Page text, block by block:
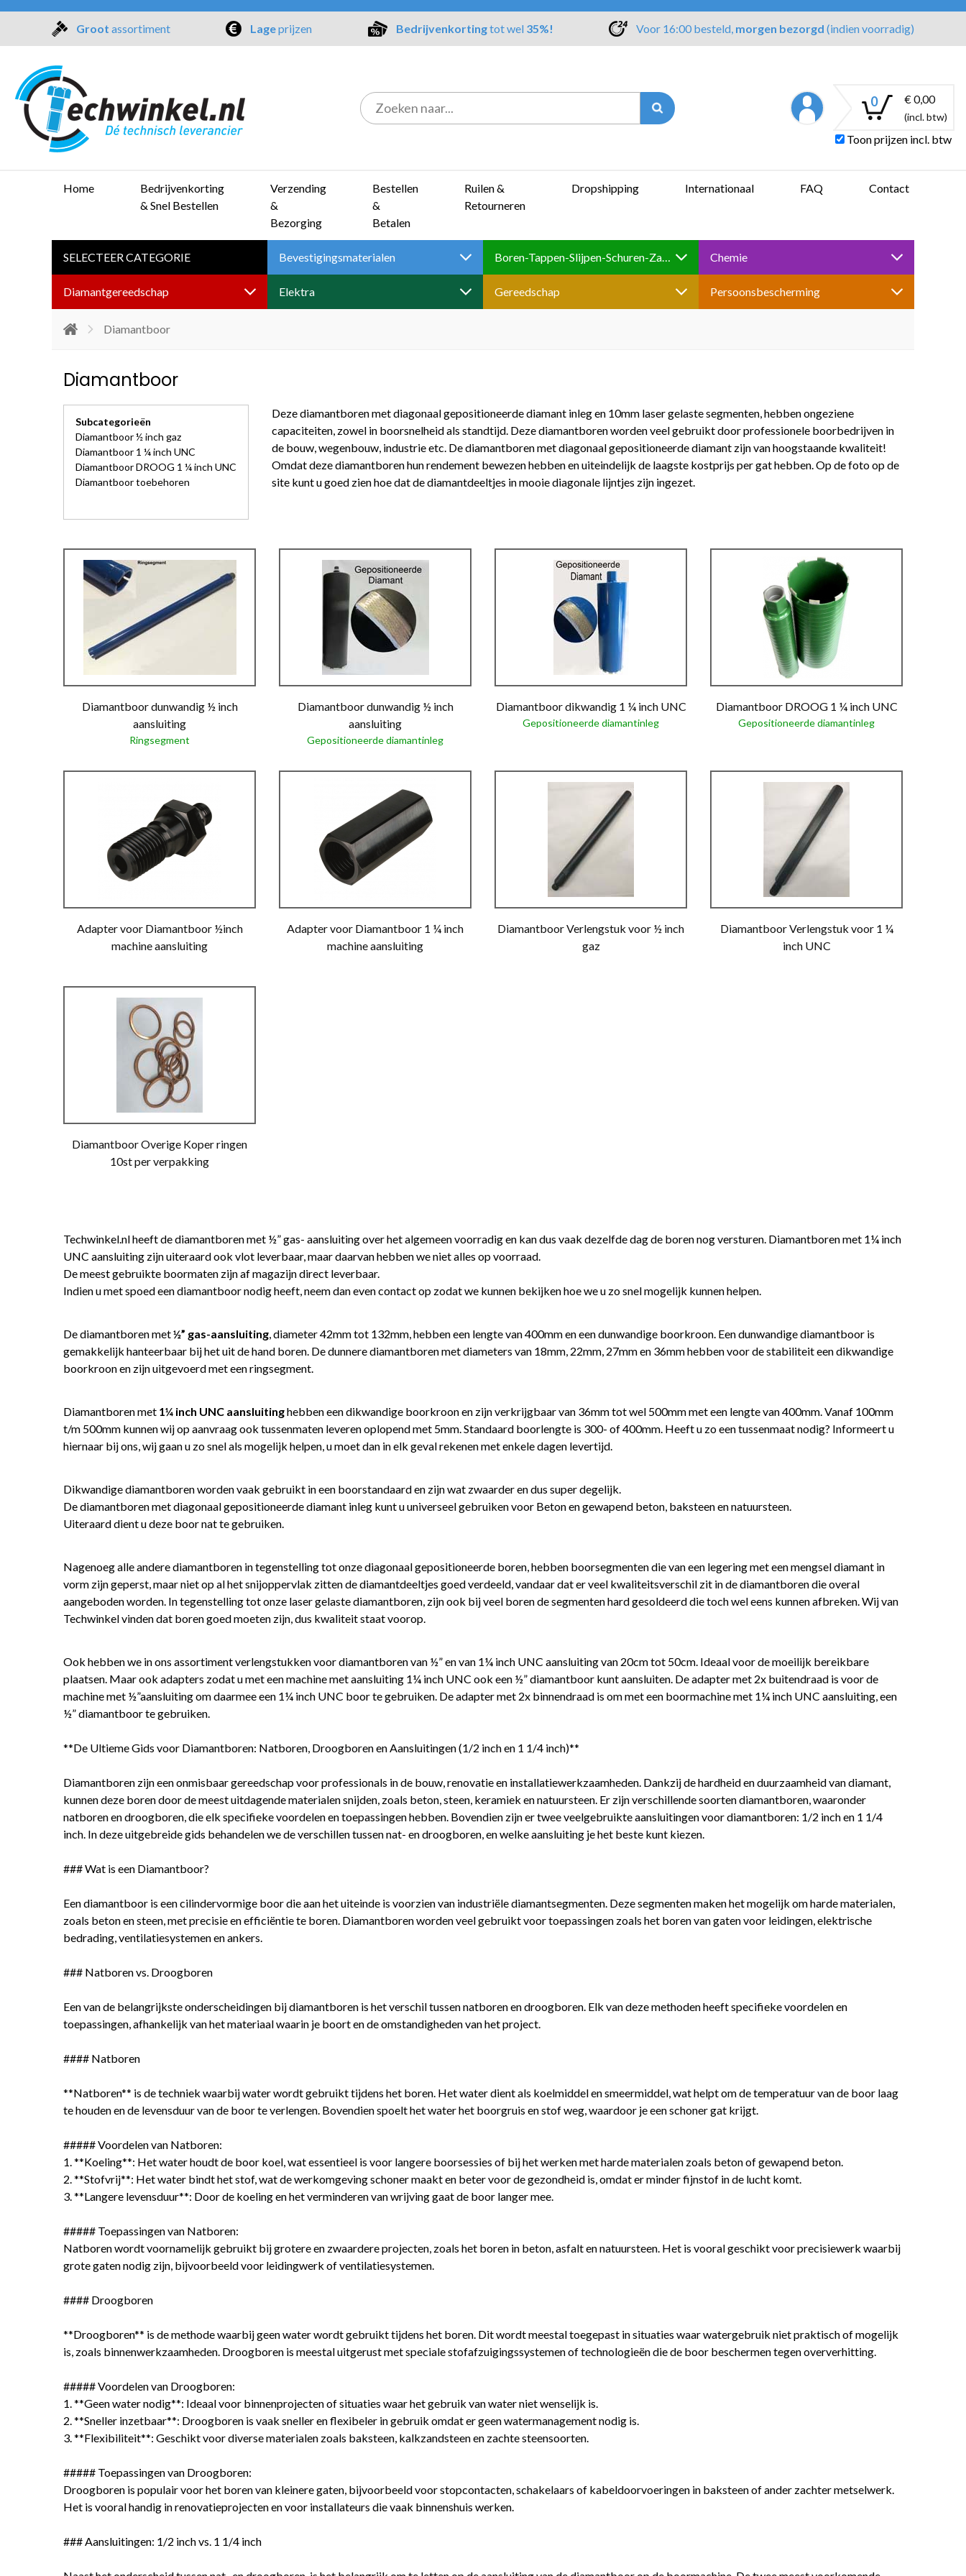
Groot assortiment Lageprijzen Bedrijvenkortingtot wel 35%! Voor 16:00 besteld, morgen bezorgd (indien voorradig)
0 € 0,00
(incl. btw)
Toon prijzen incl. btw
Home
Bedrijvenkorting
& Snel Bestellen
Verzending
&
Bezorging
Bestellen
&
Betalen
Ruilen &
Retourneren
Dropshipping Internationaal FAQ Contact
SELECTEER CATEGORIE Bevestigingsmaterialen Boren-Tappen-Slijpen-Schuren-Zagen Chemie
Diamantgereedschap Elektra Gereedschap Persoonsbescherming
Diamantboor
Diamantboor
Deze diamantboren met diagonaal gepositioneerde diamant inleg en 10mm laser gelaste segmenten, hebben ongeziene
capaciteiten, zowel in boorsnelheid als standtijd. Deze diamantboren worden veel gebruikt door professionele boorbedrijven in
de bouw, wegenbouw, industrie etc. De diamantboren met diagonaal gepositioneerde diamant zijn van hoogstaande kwaliteit!
Omdat deze diamantboren hun rendement bewezen hebben en uiteindelijk de laagste kostprijs per gat hebben. Op de foto op de
site kunt u goed zien hoe dat de diamantdeeltjes in mooie diagonale lijntjes zijn ingezet.
Subcategorieën
Diamantboor ½ inch gaz
Diamantboor 1 ¼ inch UNC
Diamantboor DROOG 1 ¼ inch UNC
Diamantboor toebehoren
Diamantboor dunwandig ½ inch
aansluiting
Ringsegment
Diamantboor dunwandig ½ inch
aansluiting
Gepositioneerde diamantinleg
Diamantboor dikwandig 1 ¼ inch UNC
Gepositioneerde diamantinleg
Diamantboor DROOG 1 ¼ inch UNC
Gepositioneerde diamantinleg
Adapter voor Diamantboor ½inch
machine aansluiting
Adapter voor Diamantboor 1 ¼ inch
machine aansluiting
Diamantboor Verlengstuk voor ½ inch
gaz
Diamantboor Verlengstuk voor 1 ¼
inch UNC
Diamantboor Overige Koper ringen
10st per verpakking
Techwinkel.nl heeft de diamantboren met ½” gas- aansluiting over het algemeen voorradig en kan dus vaak dezelfde dag de boren nog versturen. Diamantboren met 1¼ inch
UNC aansluiting zijn uiteraard ook vlot leverbaar, maar daarvan hebben we niet alles op voorraad.
De meest gebruikte boormaten zijn af magazijn direct leverbaar.
Indien u met spoed een diamantboor nodig heeft, neem dan even contact op zodat we kunnen bekijken hoe we u zo snel mogelijk kunnen helpen.
De diamantboren met½” gas-aansluiting, diameter 42mm tot 132mm, hebben een lengte van 400mm en een dunwandige boorkroon. Een dunwandige diamantboor is
gemakkelijk hanteerbaar bij het uit de hand boren. De dunnere diamantboren met diameters van 18mm, 22mm, 27mm en 36mm hebben voor de stabiliteit een dikwandige
boorkroon en zijn uitgevoerd met een ringsegment.
Diamantboren met 1¼ inch UNC aansluitinghebben een dikwandige boorkroon en zijn verkrijgbaar van 36mm tot wel 500mm met een lengte van 400mm. Vanaf 100mm
t/m 500mm kunnen wij op aanvraag ook tussenmaten leveren oplopend met 5mm. Standaard boorlengte is 300- of 400mm. Heeft u zo een tussenmaat nodig? Informeert u
hiernaar bij ons, wij gaan u zo snel als mogelijk helpen, u moet dan in elk geval rekenen met enkele dagen levertijd.
Dikwandige diamantboren worden vaak gebruikt in een boorstandaard en zijn wat zwaarder en dus super degelijk.
De diamantboren met diagonaal gepositioneerde diamant inleg kunt u universeel gebruiken voor Beton en gewapend beton, baksteen en natuursteen.
Uiteraard dient u deze boor nat te gebruiken.
Nagenoeg alle andere diamantboren in tegenstelling tot onze diagonaal gepositioneerde boren, hebben boorsegmenten die van een legering met een mengsel diamant in
vorm zijn geperst, maar niet op al het snijoppervlak zitten de diamantdeeltjes goed verdeeld, vandaar dat er veel kwaliteitsverschil zit in de diamantboren die overal
aangeboden worden. In tegenstelling tot onze laser gelaste diamantboren, zijn ook bij veel boren de segmenten hard gesoldeerd die toch wel eens kunnen afbreken. Wij van
Techwinkel vinden dat boren goed moeten zijn, dus kwaliteit staat voorop.
Ook hebben we in ons assortiment verlengstukken voor diamantboren van ½” en van 1¼ inch UNC aansluiting van 20cm tot 50cm. Ideaal voor de moeilijk bereikbare
plaatsen. Maar ook adapters zodat u met een machine met aansluiting 1¼ inch UNC ook een ½” diamantboor kunt aansluiten. De adapter met 2x buitendraad is voor de
machine met ½”aansluiting om daarmee een 1¼ inch UNC boor te gebruiken. De adapter met 2x binnendraad is om met een boormachine met 1¼ inch UNC aansluiting, een
½” diamantboor te gebruiken.
**De Ultieme Gids voor Diamantboren: Natboren, Droogboren en Aansluitingen (1/2 inch en 1 1/4 inch)**
Diamantboren zijn een onmisbaar gereedschap voor professionals in de bouw, renovatie en installatiewerkzaamheden. Dankzij de hardheid en duurzaamheid van diamant,
kunnen deze boren door de meest uitdagende materialen snijden, zoals beton, steen, keramiek en natuursteen. Er zijn verschillende soorten diamantboren, waaronder
natboren en droogboren, die elk specifieke voordelen en toepassingen hebben. Bovendien zijn er twee veelgebruikte aansluitingen voor diamantboren: 1/2 inch en 1 1/4
inch. In deze uitgebreide gids behandelen we de verschillen tussen nat- en droogboren, en welke aansluiting je het beste kunt kiezen.
### Wat is een Diamantboor?
Een diamantboor is een cilindervormige boor die aan het uiteinde is voorzien van industriële diamantsegmenten. Deze segmenten maken het mogelijk om harde materialen,
zoals beton en steen, met precisie en efficiëntie te boren. Diamantboren worden veel gebruikt voor toepassingen zoals het boren van gaten voor leidingen, elektrische
bedrading, ventilatiesystemen en ankers.
### Natboren vs. Droogboren
Een van de belangrijkste onderscheidingen bij diamantboren is het verschil tussen natboren en droogboren. Elk van deze methoden heeft specifieke voordelen en
toepassingen, afhankelijk van het materiaal waarin je boort en de omstandigheden van het project.
#### Natboren
**Natboren** is de techniek waarbij water wordt gebruikt tijdens het boren. Het water dient als koelmiddel en smeermiddel, wat helpt om de temperatuur van de boor laag
te houden en de levensduur van de boor te verlengen. Bovendien spoelt het water het boorgruis en stof weg, waardoor je een schoner gat krijgt.
##### Voordelen van Natboren:
1. **Koeling**: Het water houdt de boor koel, wat essentieel is voor langere boorsessies of bij het werken met harde materialen zoals beton of gewapend beton.
2. **Stofvrij**: Het water bindt het stof, wat de werkomgeving schoner maakt en beter voor de gezondheid is, omdat er minder fijnstof in de lucht komt.
3. **Langere levensduur**: Door de koeling en het verminderen van wrijving gaat de boor langer mee.
##### Toepassingen van Natboren:
Natboren wordt voornamelijk gebruikt bij grotere en zwaardere projecten, zoals het boren in beton, asfalt en natuursteen. Het is vooral geschikt voor precisiewerk waarbij
grote gaten nodig zijn, bijvoorbeeld voor leidingwerk of ventilatiesystemen.
#### Droogboren
**Droogboren** is de methode waarbij geen water wordt gebruikt tijdens het boren. Dit wordt meestal toegepast in situaties waar watergebruik niet praktisch of mogelijk
is, zoals binnenwerkzaamheden. Droogboren is meestal uitgerust met speciale stofafzuigingssystemen of technologieën die de boor beschermen tegen oververhitting.
##### Voordelen van Droogboren:
1. **Geen water nodig**: Ideaal voor binnenprojecten of situaties waar het gebruik van water niet wenselijk is.
2. **Sneller inzetbaar**: Droogboren is vaak sneller en flexibeler in gebruik omdat er geen watermanagement nodig is.
3. **Flexibiliteit**: Geschikt voor diverse materialen zoals baksteen, kalkzandsteen en zachte steensoorten.
##### Toepassingen van Droogboren:
Droogboren is populair voor het boren van kleinere gaten, bijvoorbeeld voor stopcontacten, schakelaars of kabeldoorvoeringen in baksteen of ander zachter metselwerk.
Het is vooral handig in renovatieprojecten en voor installateurs die vaak binnenshuis werken.
### Aansluitingen: 1/2 inch vs. 1 1/4 inch